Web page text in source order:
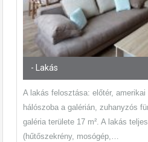
- Lakás
A lakás felosztása: előtér, amerikai
hálószoba a galérián, zuhanyzós
galéria területe 17 m². A lakás
(hűtőszekrény, mosógép,…